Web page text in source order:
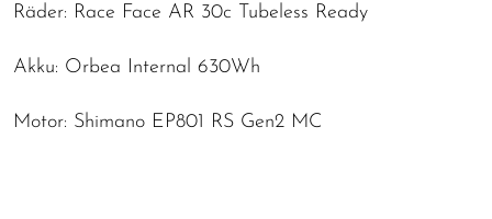
Räder: Race Face AR 30c Tubeless Ready
Akku: Orbea Internal 630Wh
Motor: Shimano EP801 RS Gen2 MC